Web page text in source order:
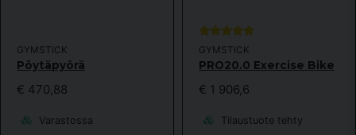
GYMSTICK
Pöytäpyörä
€ 470,88
Varastossa
GYMSTICK
PRO20.0 Exercise Bike
€ 1 906,6
Tilaustuote tehty